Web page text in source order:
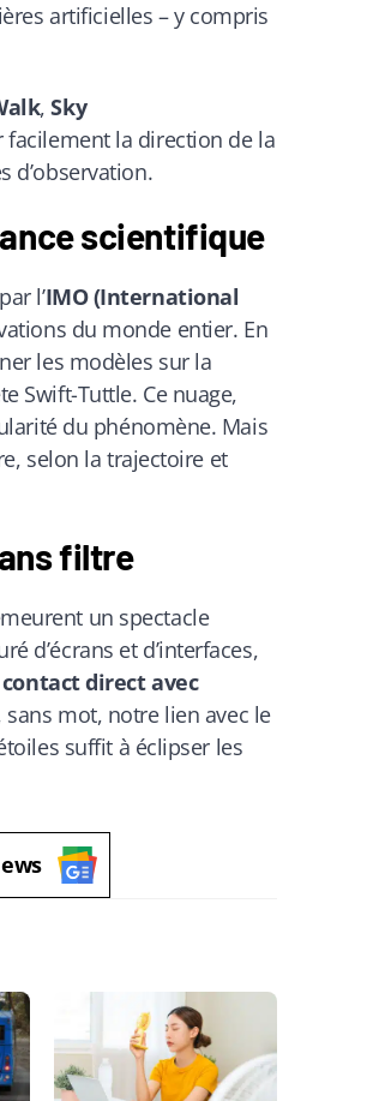
artificielles – y compris
,Sky
la direction de la
d’observation.
scientifique
l’IMO (International
du monde entier. En
les modèles sur la
Swift-Tuttle. Ce nuage,
du phénomène. Mais
selon la trajectoire et
filtre
un spectacle
d’écrans et d’interfaces,
contact direct avec
mot, notre lien avec le
suffit à éclipser les